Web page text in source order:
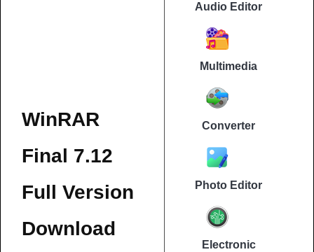
WinRAR
Final 7.12
Full Version
Download
Audio Editor
Multimedia
Converter
Photo Editor
Electronic